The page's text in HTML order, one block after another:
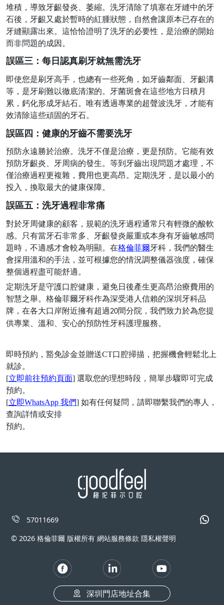
堆積，導致牙齦發炎、萎縮。洗牙清除了填塞在牙縫中的牙
石後，牙齦又處於暫時的紅腫狀態，自然會讓原本已存在的
牙縫顯露出來。這恰恰證明了洗牙的必要性，是治療的開始
而非問題的成因。
誤區三：每日認真刷牙就無需洗牙
即使您是刷牙高手，也總有一些死角，如牙齒鄰面、牙齦溝
等，是牙刷難以徹底清潔的。牙菌斑會在這些地方日積月
累，鈣化形成牙結石。唯有透過專業的超聲波洗牙，才能有
效清除這些頑固的牙石。
誤區四：健康的牙齒不需要洗牙
預防永遠勝於治療。洗牙不僅是治療，更是預防。它能有效
預防牙齦炎、牙周病的發生。等到牙齒出現問題才處理，不
僅治療過程更複雜，費用也更高昂。定期洗牙，是以最小的
投入，換取最大的健康保障。
誤區五：洗牙過程非常痛
對於牙周健康的顧客，規範的洗牙過程通常只有輕微的酸軟
感。只有當牙石非常多、牙齦發炎嚴重或本身有牙齒敏感問
題時，不適感才會較為明顯。在格倫菲爾牙科，我們的醫生
會採用溫和的手法，並可根據您的情況調整儀器強度，確保
整個過程盡可能舒適。
定期洗牙是守護口腔健康，避免日後產生更高昂治療費用的
智慧之舉。格倫菲爾牙科作為深受港人信賴的深圳牙科品
牌，在各大口岸附近擁有超過20間分院，我們致力於為您提
供專業、溫和、安心的預防性牙科護理服務。
即時預約，豁免診金並贈送CT口腔掃描，把握機會輕鬆北上
就診。
[立即前往預約頁面] 選取您的理想時段，簡單步驟即可完成
預約。
[立即WhatsApp 我們] 如有任何疑問，請即聯繫我們的專人，
查詢詳情或安排
預約。
57011669
© 2026 格倫菲爾 版權所有 網站服務條款 隱私權聲明
深圳門店地址合集